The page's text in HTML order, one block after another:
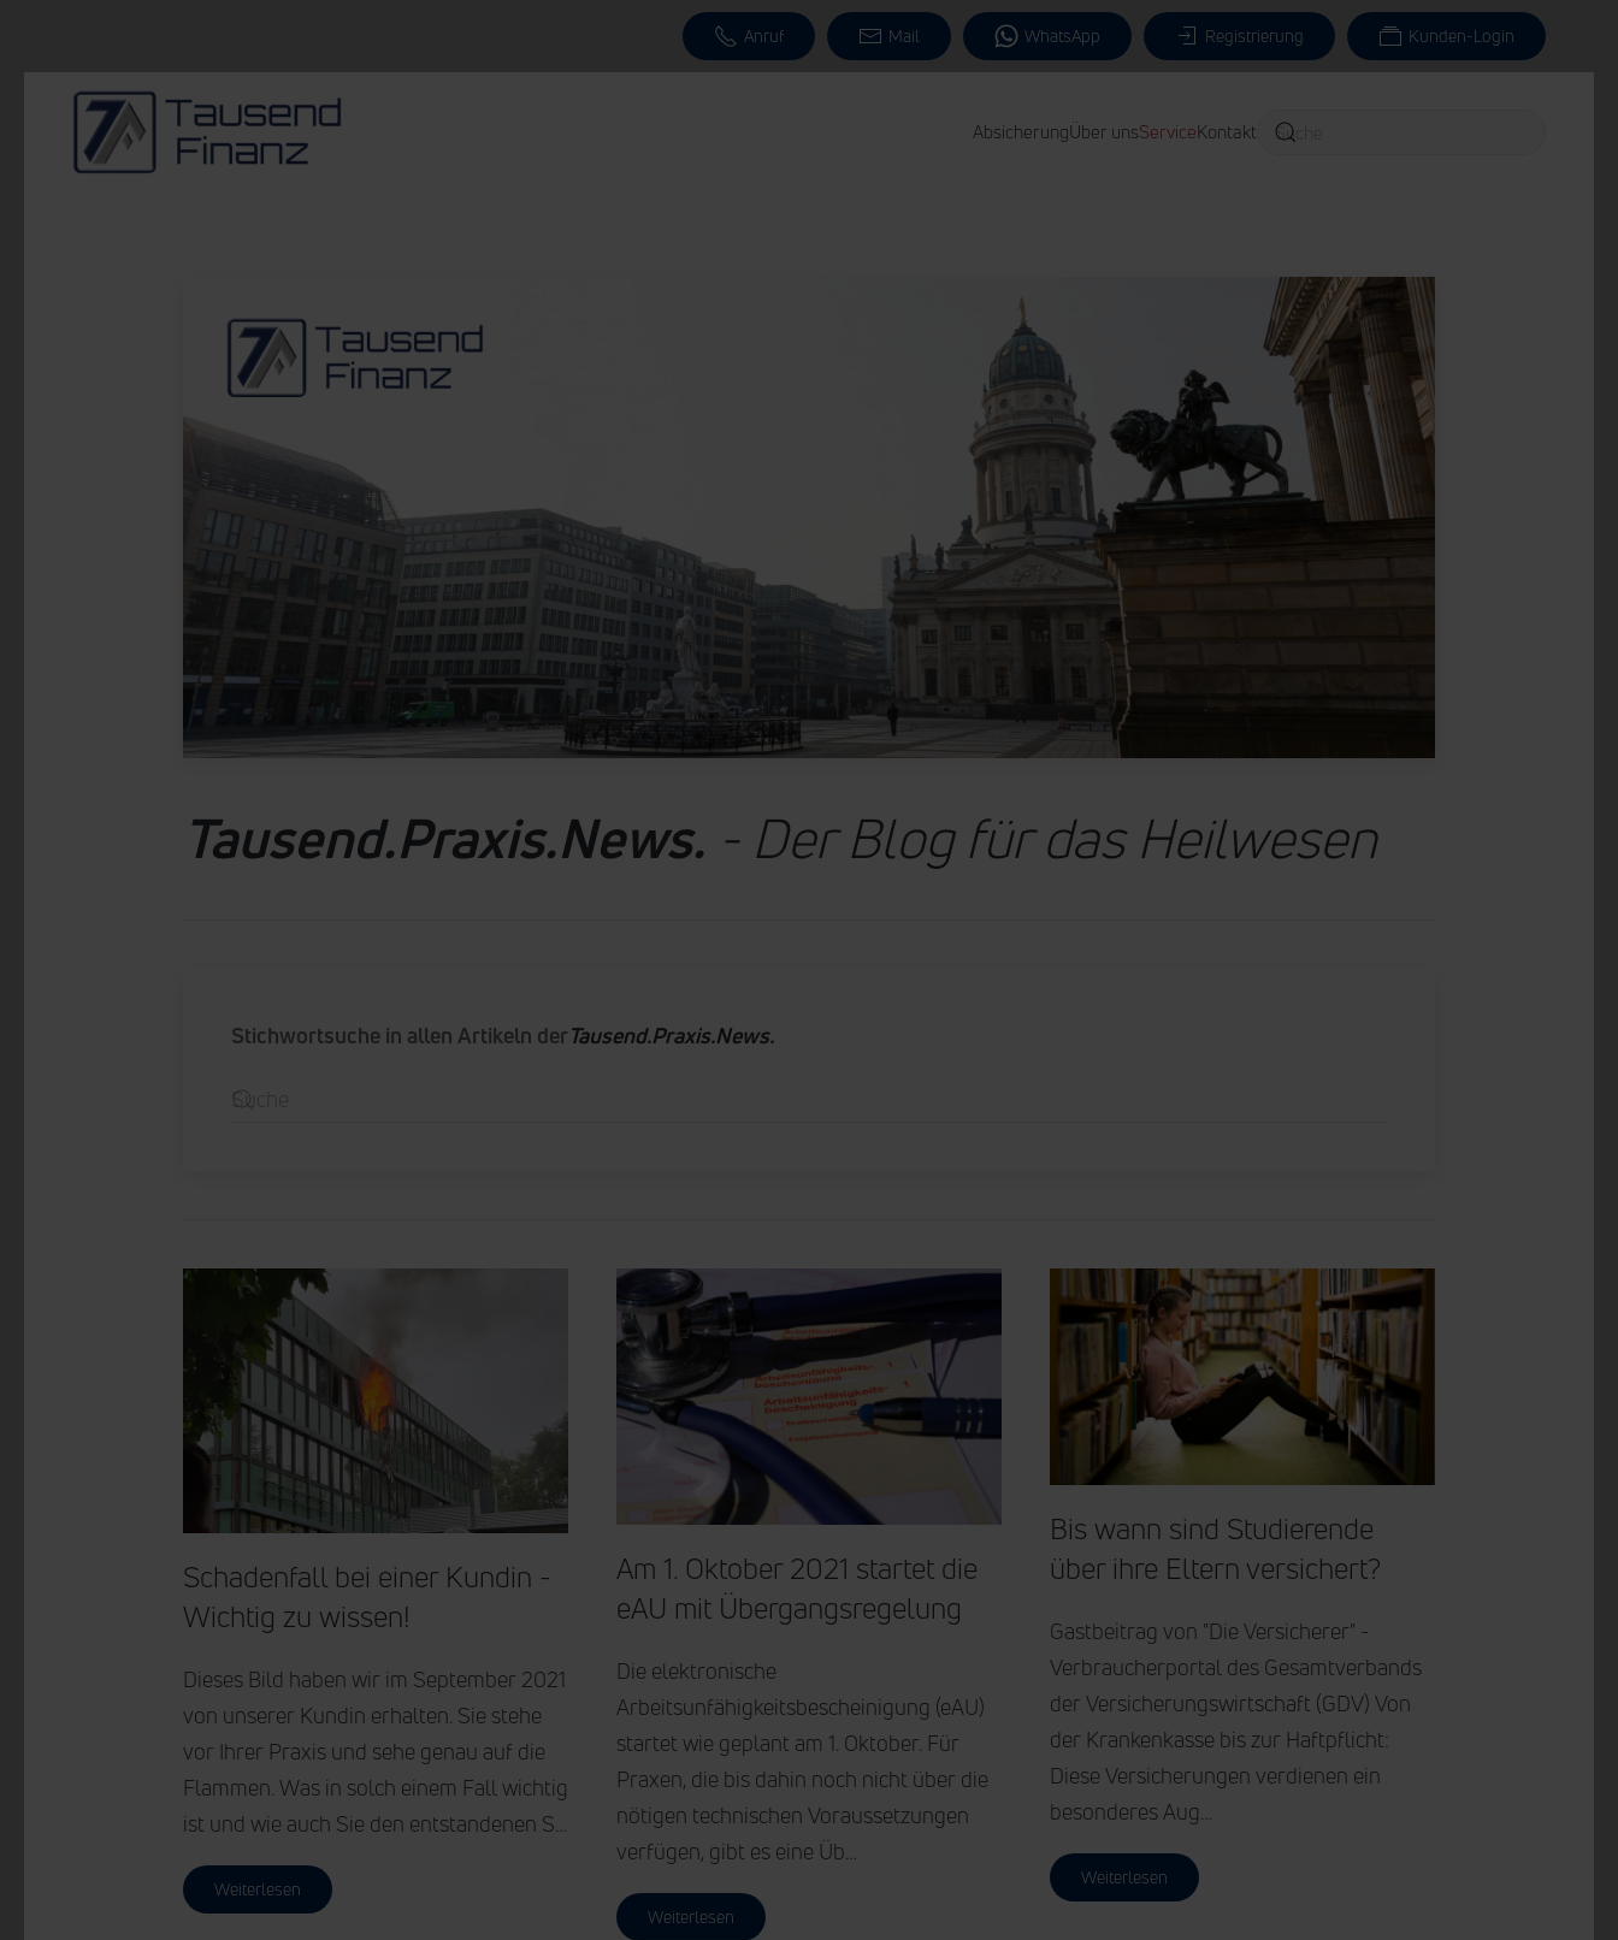
Anruf Mail WhatsApp Registrierung Kunden-Login
AbsicherungÜber unsServiceKontakt
Tausend.Praxis.News. - Der Blog für das Heilwesen
Stichwortsuche in allen Artikeln derTausend.Praxis.News.
Schadenfall bei einer Kundin -
Wichtig zu wissen!
Dieses Bild haben wir im September 2021
von unserer Kundin erhalten. Sie stehe
vor Ihrer Praxis und sehe genau auf die
Flammen. Was in solch einem Fall wichtig
ist und wie auch Sie den entstandenen S…
Weiterlesen
Am 1. Oktober 2021 startet die
eAU mit Übergangsregelung
Die elektronische
Arbeitsunfähigkeitsbescheinigung (eAU)
startet wie geplant am 1. Oktober. Für
Praxen, die bis dahin noch nicht über die
nötigen technischen Voraussetzungen
verfügen, gibt es eine Üb…
Weiterlesen
Bis wann sind Stu­die­rende
über ihre Eltern ver­si­chert?
Gastbeitrag von "Die Versicherer" -
Verbraucherportal des Gesamtverbands
der Versicherungswirtschaft (GDV) Von
der Krankenkasse bis zur Haftpflicht:
Diese Versicherungen verdienen ein
besonderes Aug…
Weiterlesen